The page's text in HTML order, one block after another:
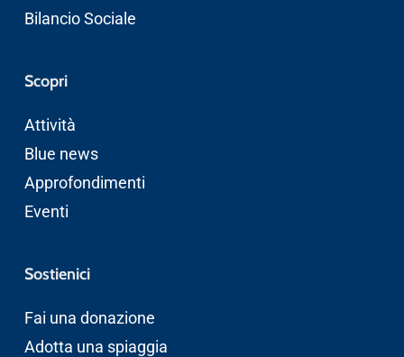
Bilancio Sociale
Scopri
Attività
Blue news
Approfondimenti
Eventi
Sostienici
Fai una donazione
Adotta una spiaggia